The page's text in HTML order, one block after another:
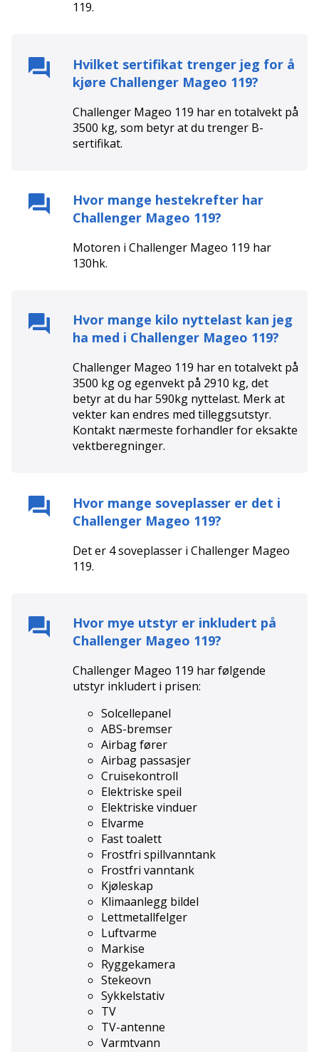
119.
Hvilket sertifikat trenger jeg for å
kjøre Challenger Mageo 119?
Challenger Mageo 119 har en totalvekt på
3500 kg, som betyr at du trenger B-
sertifikat.
Hvor mange hestekrefter har
Challenger Mageo 119?
Motoren i Challenger Mageo 119 har
130hk.
Hvor mange kilo nyttelast kan jeg
ha med i Challenger Mageo 119?
Challenger Mageo 119 har en totalvekt på
3500 kg og egenvekt på 2910 kg, det
betyr at du har 590kg nyttelast. Merk at
vekter kan endres med tilleggsutstyr.
Kontakt nærmeste forhandler for eksakte
vektberegninger.
Hvor mange soveplasser er det i
Challenger Mageo 119?
Det er 4soveplasser i Challenger Mageo
119.
Hvor mye utstyr er inkludert på
Challenger Mageo 119?
Challenger Mageo 119 har følgende
utstyr inkludert i prisen:
Solcellepanel
ABS-bremser
Airbag fører
Airbag passasjer
Cruisekontroll
Elektriske speil
Elektriske vinduer
Elvarme
Fast toalett
Frostfri spillvanntank
Frostfri vanntank
Kjøleskap
Klimaanlegg bildel
Lettmetallfelger
Luftvarme
Markise
Ryggekamera
Stekeovn
Sykkelstativ
TV
TV-antenne
Varmtvann